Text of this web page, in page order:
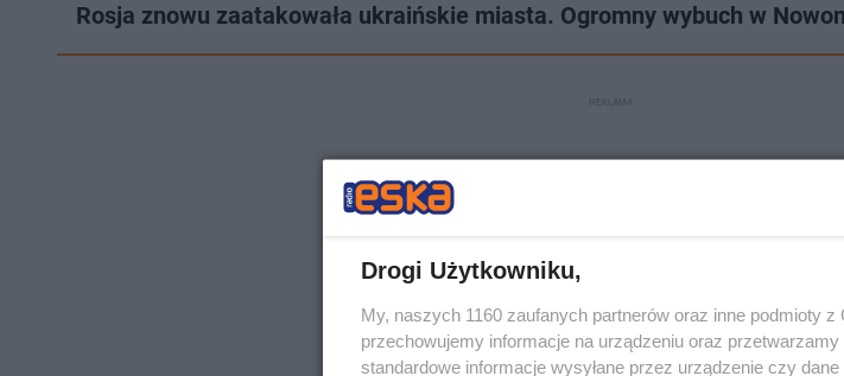
Rosja znowu zaatakowała ukraińskie miasta. Ogromny wybuch w
Drogi Użytkowniku,
My, naszych 1160 zaufanych partnerów oraz inne podmioty
przechowujemy informacje na urządzeniu oraz
standardowe informacje wysyłane przez urządzenie czy